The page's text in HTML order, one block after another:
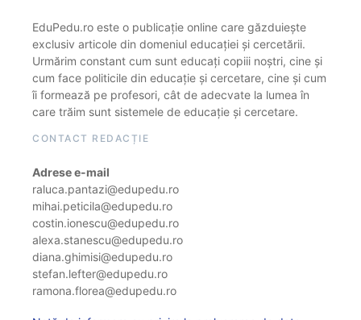
EduPedu.ro este o publicație online care găzduiește
exclusiv articole din domeniul educației și cercetării.
Urmărim constant cum sunt educați copiii noștri, cine și
cum face politicile din educație și cercetare, cine și cum
îi formează pe profesori, cât de adecvate la lumea în
care trăim sunt sistemele de educație și cercetare.
CONTACT REDACȚIE
Adrese e-mail
raluca.pantazi@edupedu.ro
mihai.peticila@edupedu.ro
costin.ionescu@edupedu.ro
alexa.stanescu@edupedu.ro
diana.ghimisi@edupedu.ro
stefan.lefter@edupedu.ro
ramona.florea@edupedu.ro